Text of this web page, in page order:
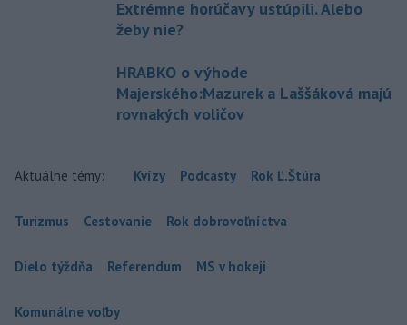
Extrémne horúčavy ustúpili. Alebo
žeby nie?
HRABKO o výhode
Majerského:Mazurek a Laššáková majú
rovnakých voličov
Aktuálne témy: Kvízy Podcasty Rok Ľ.Štúra
Turizmus Cestovanie Rok dobrovoľníctva
Dielo týždňa Referendum MS v hokeji
Komunálne voľby